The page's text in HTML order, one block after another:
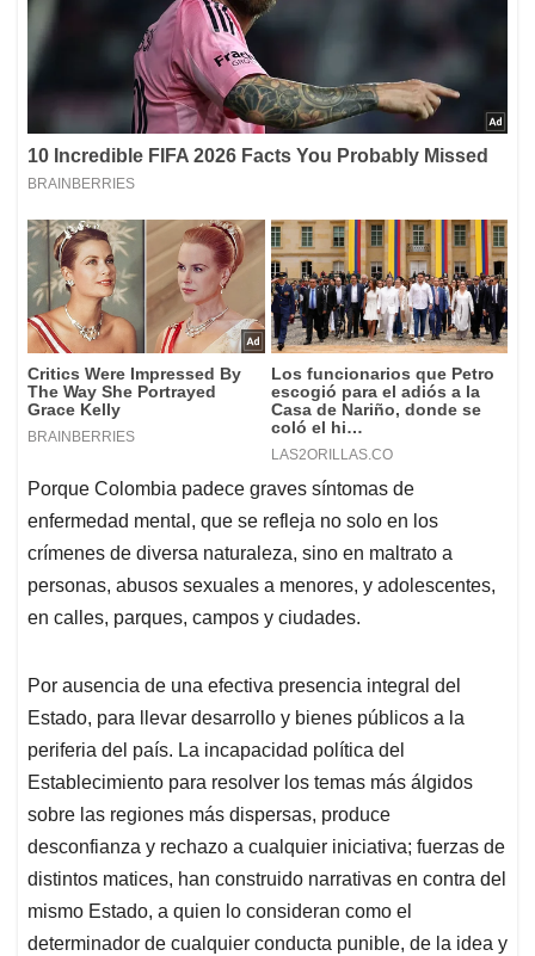
Porque Colombia padece graves síntomas de
enfermedad mental, que se refleja no solo en los
crímenes de diversa naturaleza, sino en maltrato a
personas, abusos sexuales a menores, y adolescentes,
en calles, parques, campos y ciudades.
Por ausencia de una efectiva presencia integral del
Estado, para llevar desarrollo y bienes públicos a la
periferia del país. La incapacidad política del
Establecimiento para resolver los temas más álgidos
sobre las regiones más dispersas, produce
desconfianza y rechazo a cualquier iniciativa; fuerzas de
distintos matices, han construido narrativas en contra del
mismo Estado, a quien lo consideran como el
determinador de cualquier conducta punible, de la idea y